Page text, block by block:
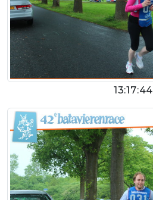
13:17:44